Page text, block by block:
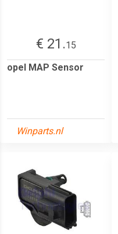
€ 21.15
opel MAP Sensor
Winparts.nl